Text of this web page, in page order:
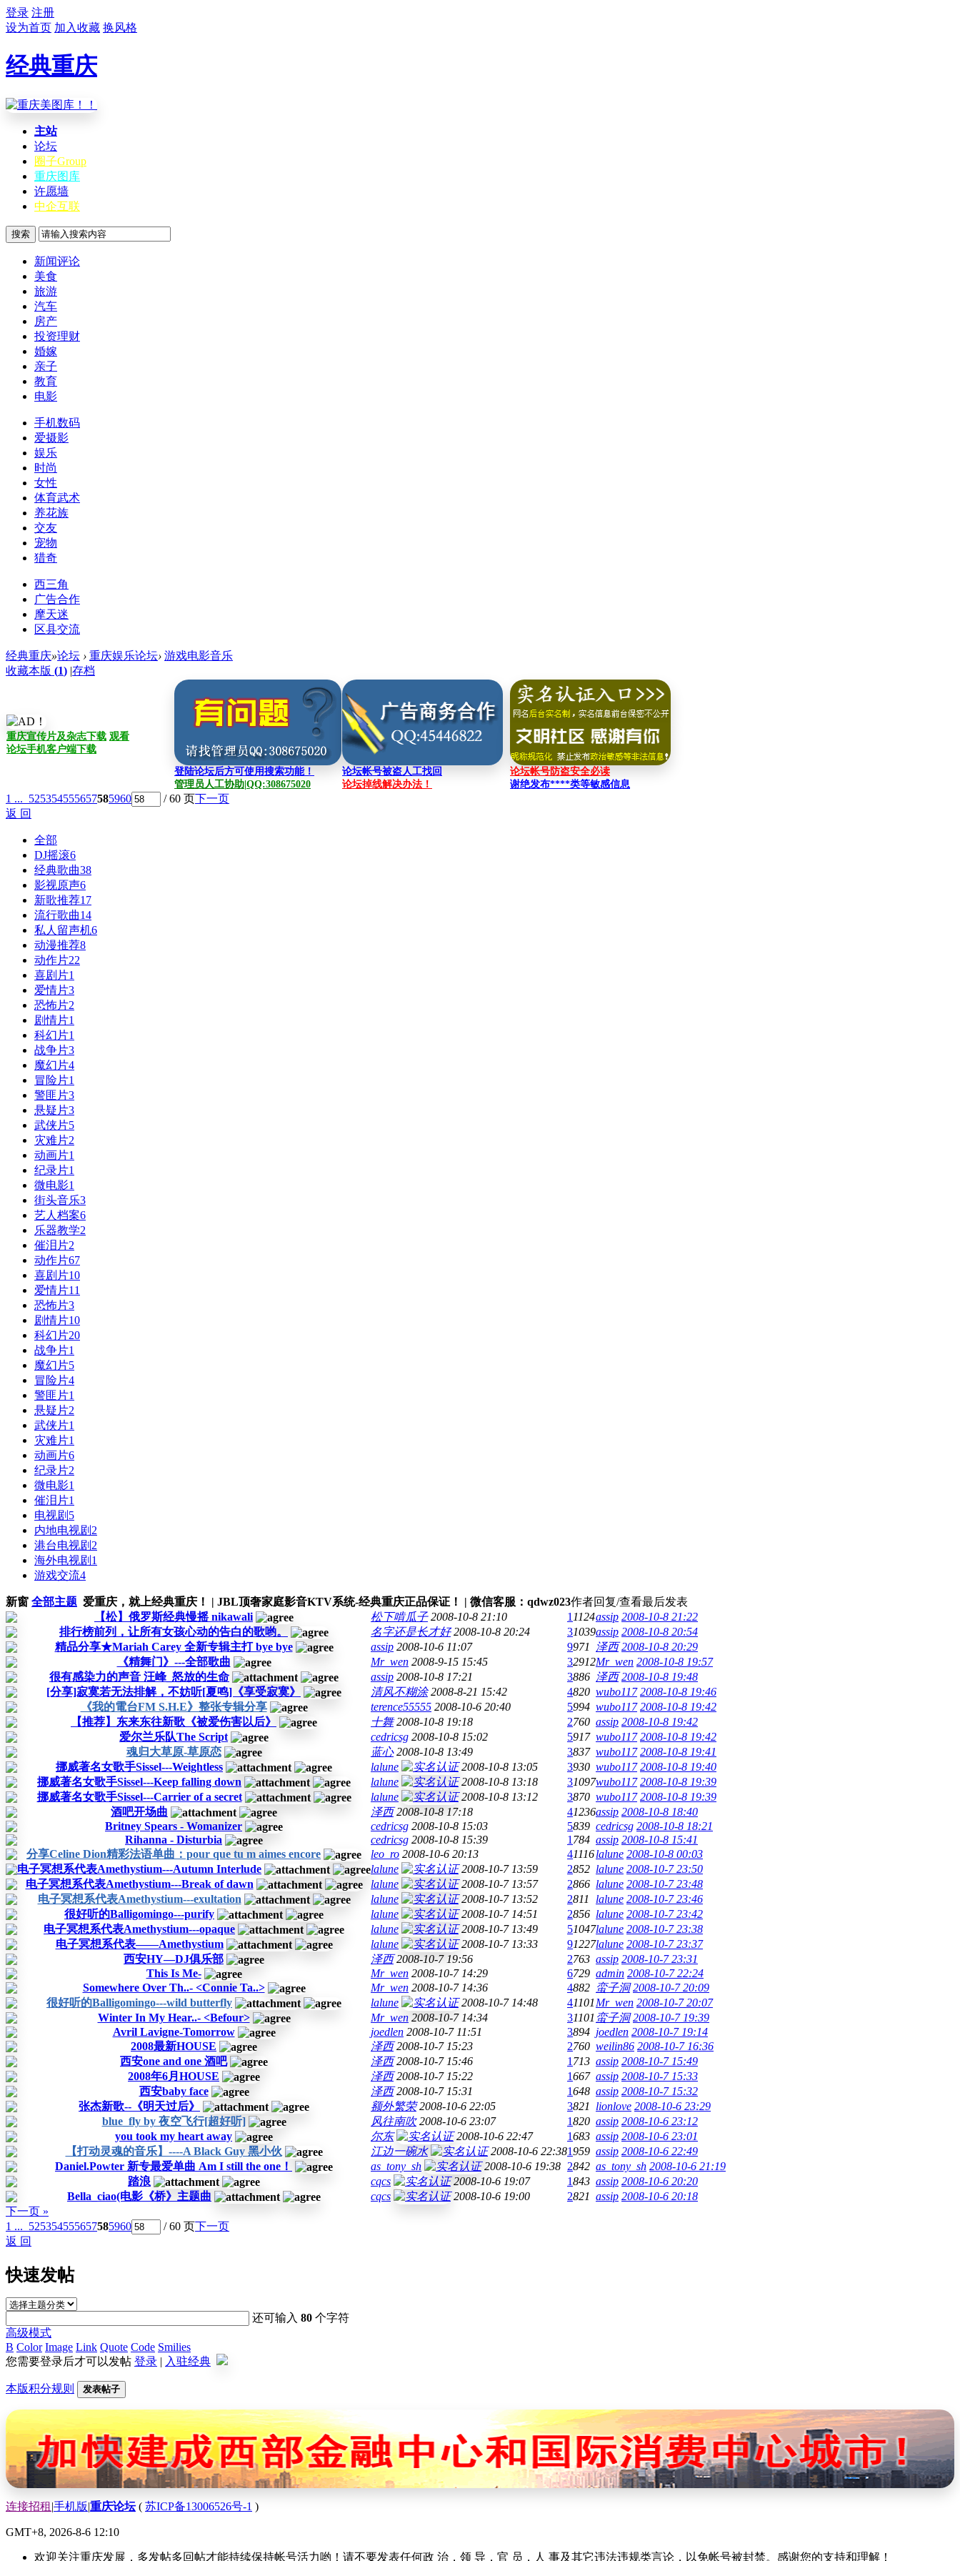
登录 注册
设为首页 加入收藏 换风格
经典重庆
主站
论坛
圈子Group
重庆图库
许愿墙
中企互联
搜索
新闻评论
美食
旅游
汽车
房产
投资理财
婚嫁
亲子
教育
电影
手机数码
爱摄影
娱乐
时尚
女性
体育武术
养花族
交友
宠物
猎奇
西三角
广告合作
摩天迷
区县交流
经典重庆»论坛 › 重庆娱乐论坛› 游戏电影音乐
收藏本版 (1) |存档
重庆宣传片及杂志下载 观看
论坛手机客户端下载
登陆论坛后方可使用搜索功能！
管理员人工协助|QQ:308675020
论坛帐号被盗人工找回
论坛掉线解决办法！
论坛帐号防盗安全必读
谢绝发布****类等敏感信息
1 ... 525354555657585960 / 60 页下一页
返 回
全部
DJ摇滚6
经典歌曲38
影视原声6
新歌推荐17
流行歌曲14
私人留声机6
动漫推荐8
动作片22
喜剧片1
爱情片3
恐怖片2
剧情片1
科幻片1
战争片3
魔幻片4
冒险片1
警匪片3
悬疑片3
武侠片5
灾难片2
动画片1
纪录片1
微电影1
街头音乐3
艺人档案6
乐器教学2
催泪片2
动作片67
喜剧片10
爱情片11
恐怖片3
剧情片10
科幻片20
战争片1
魔幻片5
冒险片4
警匪片1
悬疑片2
武侠片1
灾难片1
动画片6
纪录片2
微电影1
催泪片1
电视剧 5
内地电视剧 2
港台电视剧 2
海外电视剧 1
游戏交流4
新窗 全部主题 爱重庆，就上经典重庆！ | JBL顶奢家庭影音KTV系统-经典重庆正品保证！ | 微信客服：qdwz023作者回复/查看最后发表
【松】俄罗斯经典慢摇 nikawali
松下啃瓜子 2008-10-8 21:10 1 1124assip 2008-10-8 21:22
排行榜前列，让所有女孩心动的告白的歌哟。
名字还是长才好 2008-10-8 20:24 31039assip 2008-10-8 20:54
精品分享★Mariah Carey 全新专辑主打 bye bye
assip 2008-10-6 11:07 9971 泽西 2008-10-8 20:29
《精舞门》---全部歌曲
Mr_wen 2008-9-15 15:45 32912Mr_wen 2008-10-8 19:57
很有感染力的声音 汪峰_怒放的生命
assip 2008-10-8 17:21 3886 泽西 2008-10-8 19:48
[分享]寂寞若无法排解，不妨听[夏鸣]《享受寂寞》
清风不糊涂 2008-8-21 15:42 4820 wubo117 2008-10-8 19:46
《我的電台FM S.H.E》整张专辑分享
terence55555 2008-10-6 20:40 5994 wubo117 2008-10-8 19:42
【推荐】东来东往新歌《被爱伤害以后》
十舞 2008-10-8 19:18 2760 assip 2008-10-8 19:42
爱尔兰乐队The Script
cedricsg 2008-10-8 15:02 5917 wubo117 2008-10-8 19:42
魂归大草原-草原恋
蓝心 2008-10-8 13:49 3837 wubo117 2008-10-8 19:41
挪威著名女歌手Sissel---Weightless
lalune 2008-10-8 13:05 3930 wubo117 2008-10-8 19:40
挪威著名女歌手Sissel---Keep falling down
lalune 2008-10-8 13:18 31097wubo117 2008-10-8 19:39
挪威著名女歌手Sissel---Carrier of a secret
lalune 2008-10-8 13:12 3870 wubo117 2008-10-8 19:39
酒吧开场曲
泽西 2008-10-8 17:18 41236assip 2008-10-8 18:40
Britney Spears - Womanizer
cedricsg 2008-10-8 15:03 5839 cedricsg 2008-10-8 18:21
Rihanna - Disturbia
cedricsg 2008-10-8 15:39 1 784 assip 2008-10-8 15:41
分享Celine Dion精彩法语单曲：pour que tu m aimes encore
leo_ro 2008-10-6 20:13 41116lalune 2008-10-8 00:03
电子冥想系代表Amethystium---Autumn Interlude
lalune 2008-10-7 13:59 2852 lalune 2008-10-7 23:50
电子冥想系代表Amethystium---Break of dawn
lalune 2008-10-7 13:57 2866 lalune 2008-10-7 23:48
电子冥想系代表Amethystium---exultation
lalune 2008-10-7 13:52 2811 lalune 2008-10-7 23:46
很好听的Balligomingo---purify
lalune 2008-10-7 14:51 2856 lalune 2008-10-7 23:42
电子冥想系代表Amethystium---opaque
lalune 2008-10-7 13:49 51047lalune 2008-10-7 23:38
电子冥想系代表——Amethystium
lalune 2008-10-7 13:33 91227lalune 2008-10-7 23:37
西安HY—DJ俱乐部
泽西 2008-10-7 19:56 2763 assip 2008-10-7 23:31
This Is Me-
Mr_wen 2008-10-7 14:29 6729 admin 2008-10-7 22:24
Somewhere Over Th..- <Connie Ta..>
Mr_wen 2008-10-7 14:36 4882 蛮子洞 2008-10-7 20:09
很好听的Balligomingo---wild butterfly
lalune 2008-10-7 14:48 41101 Mr_wen 2008-10-7 20:07
Winter In My Hear..- <Befour>
Mr_wen 2008-10-7 14:34 31101 蛮子洞 2008-10-7 19:39
Avril Lavigne-Tomorrow
joedlen 2008-10-7 11:51 3894 joedlen 2008-10-7 19:14
2008最新HOUSE
泽西 2008-10-7 15:23 2760 weilin86 2008-10-7 16:36
西安one and one 酒吧
泽西 2008-10-7 15:46 1 713 assip 2008-10-7 15:49
2008年6月HOUSE
泽西 2008-10-7 15:22 1667 assip 2008-10-7 15:33
西安baby face
泽西 2008-10-7 15:31 1648 assip 2008-10-7 15:32
张杰新歌--《明天过后》
额外繁荣 2008-10-6 22:05 3821 lionlove 2008-10-6 23:29
blue_fly by 夜空飞行[超好听]
风往南吹 2008-10-6 23:07 1820 assip 2008-10-6 23:12
you took my heart away
尔东 2008-10-6 22:47 1683 assip 2008-10-6 23:01
【打动灵魂的音乐】----A Black Guy 黑小伙
江边一碗水 2008-10-6 22:381959 assip 2008-10-6 22:49
Daniel.Powter 新专最爱单曲 Am I still the one！
as_tony_sh 2008-10-6 19:38 2842 as_tony_sh 2008-10-6 21:19
踏浪
cqcs 2008-10-6 19:07 1843 assip 2008-10-6 20:20
Bella_ciao(电影《桥》主题曲
cqcs 2008-10-6 19:00 2821 assip 2008-10-6 20:18
下一页 »
1 ... 525354555657585960 / 60 页下一页
返 回
快速发帖
还可输入80 个字符
高级模式
B Color Image Link Quote Code Smilies
您需要登录后才可以发帖 登录 | 入驻经典
本版积分规则 发表帖子
连接招租 |手机版|重庆论坛( 苏ICP备13006526号-1 )
GMT+8, 2026-8-6 12:10
欢迎关注重庆发展，多发帖多回帖才能持续保持帐号活力哟！请不要发表任何政 治，领 导，官 员，人 事及其它违法违规类言论，以免帐号被封禁。感谢您的支持和理解！